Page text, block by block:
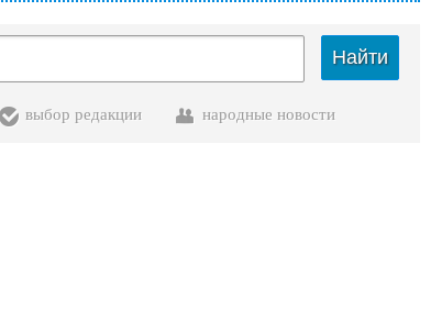
Найти
выбор редакции народные новости